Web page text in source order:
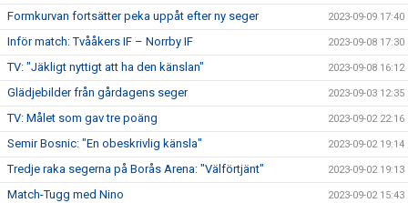
Formkurvan fortsätter peka uppåt efter ny seger 2023-09-09 17:40
Inför match: Tvååkers IF – Norrby IF 2023-09-08 17:30
TV: "Jäkligt nyttigt att ha den känslan" 2023-09-08 16:12
Glädjebilder från gårdagens seger 2023-09-03 12:35
TV: Målet som gav tre poäng 2023-09-02 22:16
Semir Bosnic: "En obeskrivlig känsla" 2023-09-02 19:14
Tredje raka segerna på Borås Arena: "Välförtjänt" 2023-09-02 19:13
Match-Tugg med Nino 2023-09-02 15:43